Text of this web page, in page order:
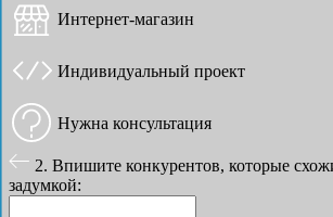
Интернет-магазин
Индивидуальный проект
Нужна консультация
2. Впишите конкурентов, которые
задумкой: